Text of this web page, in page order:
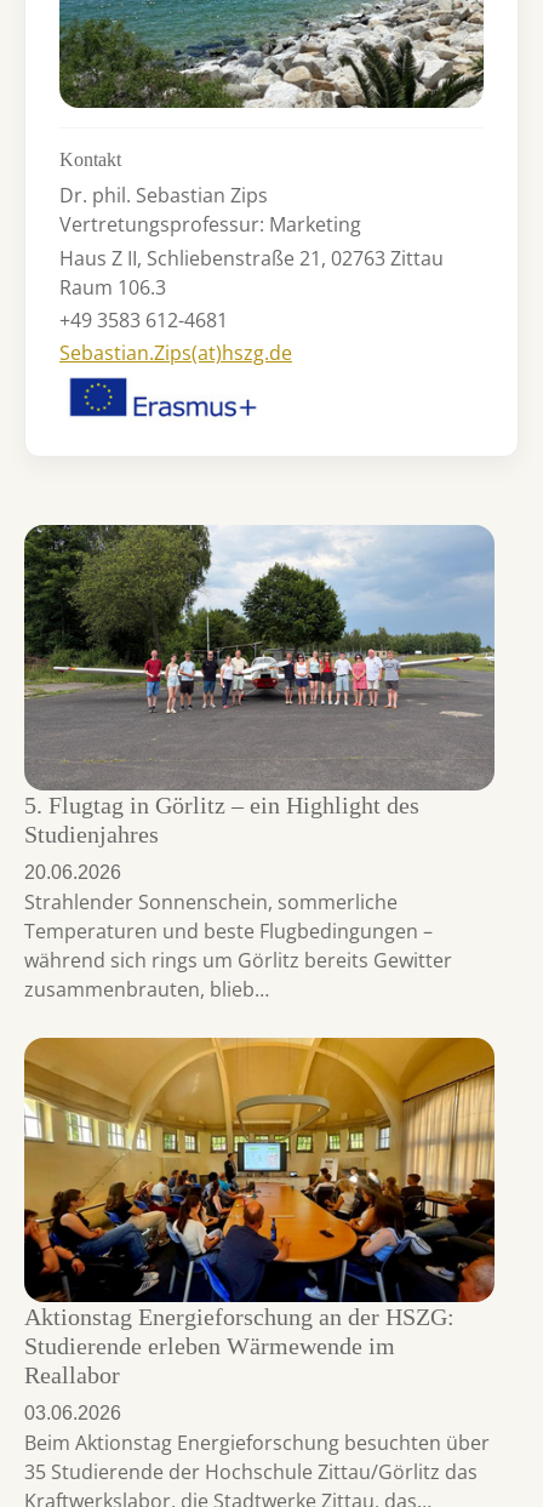
Kontakt
Dr. phil. Sebastian Zips
Vertretungsprofessur: Marketing
Haus Z II, Schliebenstraße 21, 02763 Zittau
Raum 106.3
+49 3583 612-4681
Sebastian.Zips(at)hszg.de
5. Flugtag in Görlitz – ein Highlight des
Studienjahres
20.06.2026
Strahlender Sonnenschein, sommerliche
Temperaturen und beste Flugbedingungen –
während sich rings um Görlitz bereits Gewitter
zusammenbrauten, blieb…
Aktionstag Energieforschung an der HSZG:
Studierende erleben Wärmewende im
Reallabor
03.06.2026
Beim Aktionstag Energieforschung besuchten über
35 Studierende der Hochschule Zittau/Görlitz das
Kraftwerkslabor, die Stadtwerke Zittau, das…